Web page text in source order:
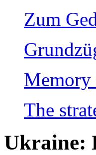
Zum
Memory
The
Ukraine: